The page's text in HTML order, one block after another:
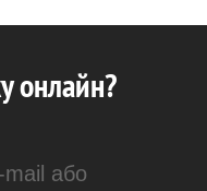
онлайн?
або